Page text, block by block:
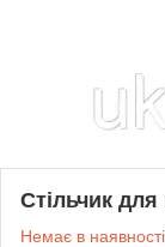
Стільчик
Немає в наявності